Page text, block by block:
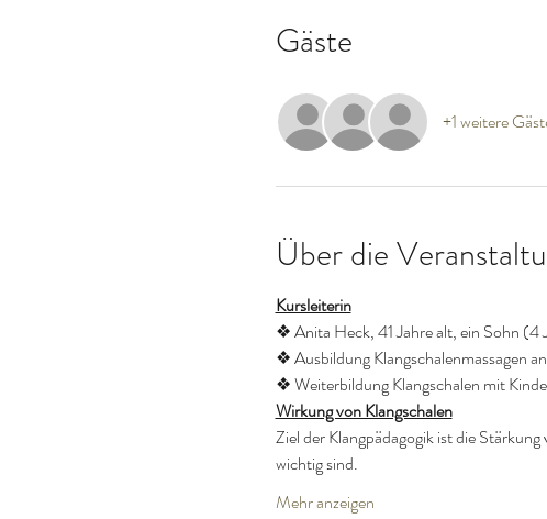
Gäste
+1 weitere
Über die
Kursleiterin
❖ Anita Heck, 41 Jahre alt, ein Sohn (4
❖ Ausbildung Klangschalenmassagen
❖ Weiterbildung Klangschalen mit
Wirkung von Klangschalen
Ziel der Klangpädagogik ist die
wichtig sind.
Mehr anzeigen